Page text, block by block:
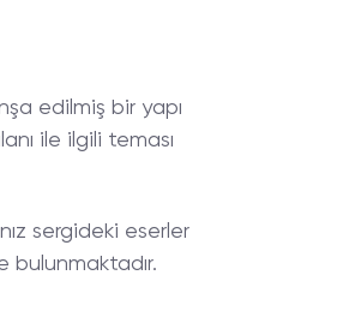
edilmiş bir yapı
ile ilgili teması
sergideki eserler
bulunmaktadır.